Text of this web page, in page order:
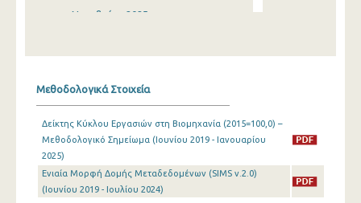
Νοεμβρίου 2025
Ιουλίου 2025
Μαΐου 2025
Μεθοδολογικά Στοιχεία
Δείκτης Κύκλου Εργασιών στη Βιομηχανία (2015=100,0) –
Μεθοδολογικό Σημείωμα (Ιουνίου 2019 - Ιανουαρίου
2025)
Ενιαία Μορφή Δομής Μεταδεδομένων (SIMS v.2.0)
(Ιουνίου 2019 - Ιουλίου 2024)